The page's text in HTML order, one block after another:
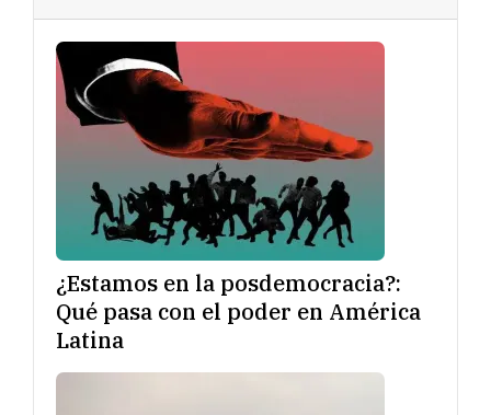
¿Estamos en la posdemocracia?:
Qué pasa con el poder en América
Latina